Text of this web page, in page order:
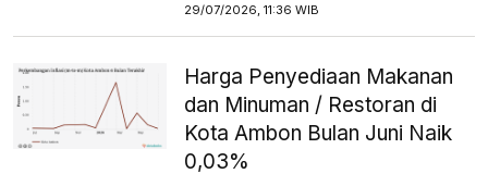
29/07/2026, 11:36 WIB
Harga Penyediaan Makanan
dan Minuman / Restoran di
Kota Ambon Bulan Juni Naik
0,03%